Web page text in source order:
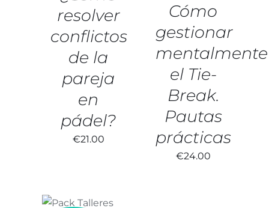
resolver
conflictos
de la
pareja
en
pádel?
€21.00
Cómo
gestionar
mentalmente
el Tie-
Break.
Pautas
prácticas
€24.00
AÑADIR AL